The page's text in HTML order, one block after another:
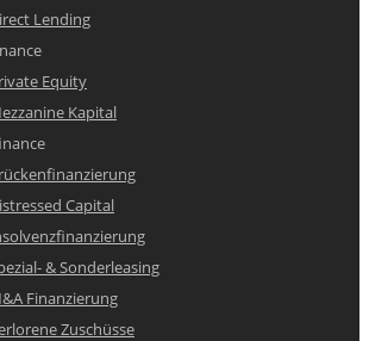
Lending
Equity
Kapital
Capital
& Sonderleasing
Finanzierung
Zuschüsse